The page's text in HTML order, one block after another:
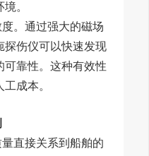
。
。通过强大的磁场
探伤仪可以快速发现
可靠性。这种有效性
成本。
直接关系到船舶的